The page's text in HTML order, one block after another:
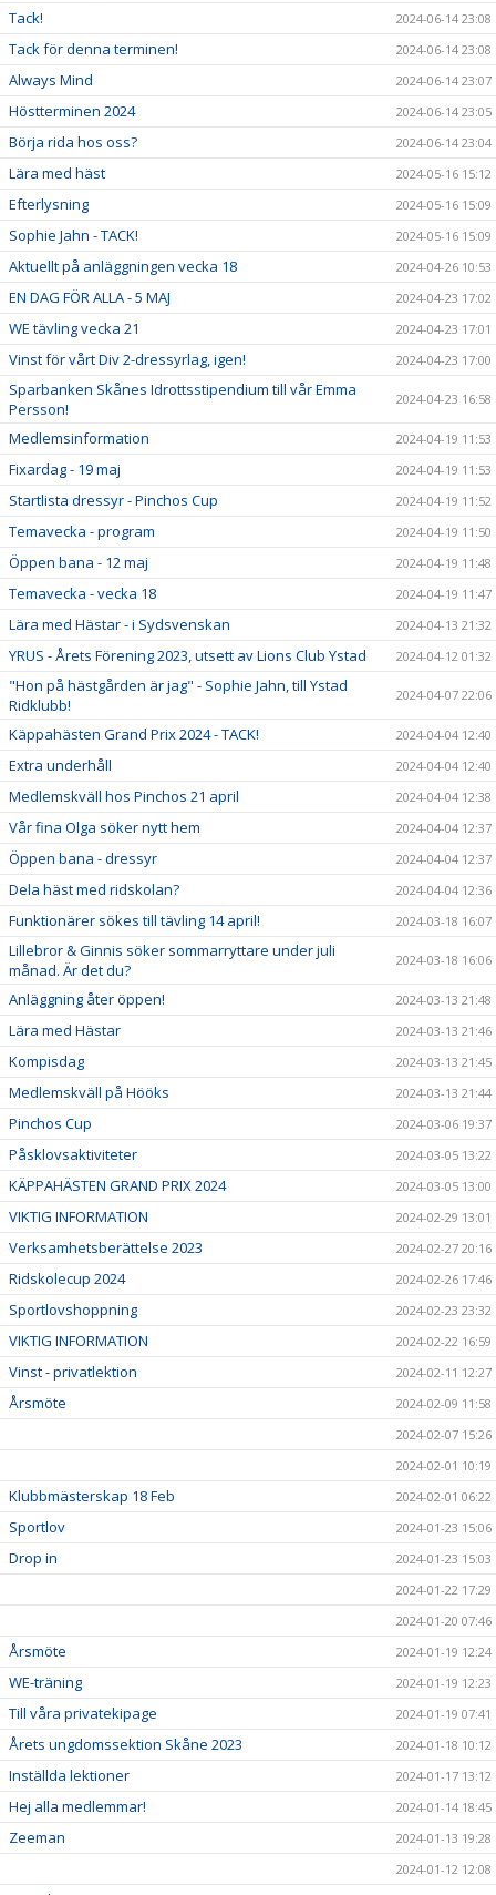
Tack! 2024-06-14 23:08
Tack för denna terminen! 2024-06-14 23:08
Always Mind 2024-06-14 23:07
Höstterminen 2024 2024-06-14 23:05
Börja rida hos oss? 2024-06-14 23:04
Lära med häst 2024-05-16 15:12
Efterlysning 2024-05-16 15:09
Sophie Jahn - TACK! 2024-05-16 15:09
Aktuellt på anläggningen vecka 18 2024-04-26 10:53
EN DAG FÖR ALLA - 5 MAJ 2024-04-23 17:02
WE tävling vecka 21 2024-04-23 17:01
Vinst för vårt Div 2-dressyrlag, igen! 2024-04-23 17:00
Sparbanken Skånes Idrottsstipendium till vår Emma
Persson!
2024-04-23 16:58
Medlemsinformation 2024-04-19 11:53
Fixardag - 19 maj 2024-04-19 11:53
Startlista dressyr - Pinchos Cup 2024-04-19 11:52
Temavecka - program 2024-04-19 11:50
Öppen bana - 12 maj 2024-04-19 11:48
Temavecka - vecka 18 2024-04-19 11:47
Lära med Hästar - i Sydsvenskan 2024-04-13 21:32
YRUS - Årets Förening 2023, utsett av Lions Club Ystad 2024-04-12 01:32
"Hon på hästgården är jag" - Sophie Jahn, till Ystad
Ridklubb!
2024-04-07 22:06
Käppahästen Grand Prix 2024 - TACK! 2024-04-04 12:40
Extra underhåll 2024-04-04 12:40
Medlemskväll hos Pinchos 21 april 2024-04-04 12:38
Vår fina Olga söker nytt hem 2024-04-04 12:37
Öppen bana - dressyr 2024-04-04 12:37
Dela häst med ridskolan? 2024-04-04 12:36
Funktionärer sökes till tävling 14 april! 2024-03-18 16:07
Lillebror & Ginnis söker sommarryttare under juli
månad. Är det du?
2024-03-18 16:06
Anläggning åter öppen! 2024-03-13 21:48
Lära med Hästar 2024-03-13 21:46
Kompisdag 2024-03-13 21:45
Medlemskväll på Hööks 2024-03-13 21:44
Pinchos Cup 2024-03-06 19:37
Påsklovsaktiviteter 2024-03-05 13:22
KÄPPAHÄSTEN GRAND PRIX 2024 2024-03-05 13:00
VIKTIG INFORMATION 2024-02-29 13:01
Verksamhetsberättelse 2023 2024-02-27 20:16
Ridskolecup 2024 2024-02-26 17:46
Sportlovshoppning 2024-02-23 23:32
VIKTIG INFORMATION 2024-02-22 16:59
Vinst - privatlektion 2024-02-11 12:27
Årsmöte
2024-02-09 11:58
2024-02-07 15:26
2024-02-01 10:19
Klubbmästerskap 18 Feb 2024-02-01 06:22
Sportlov 2024-01-23 15:06
Drop in
2024-01-23 15:03
2024-01-22 17:29
2024-01-20 07:46
Årsmöte 2024-01-19 12:24
WE-träning 2024-01-19 12:23
Till våra privatekipage 2024-01-19 07:41
Årets ungdomssektion Skåne 2023 2024-01-18 10:12
Inställda lektioner 2024-01-17 13:12
Hej alla medlemmar! 2024-01-14 18:45
Zeeman
2024-01-13 19:28
2024-01-12 12:08